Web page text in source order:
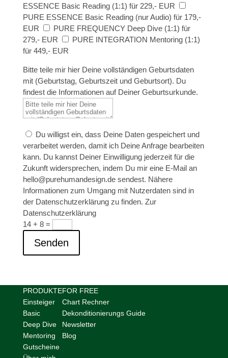
ESSENCE Basic Reading (1:1) für 229,- EUR
PURE ESSENCE Basic Reading (nur Audio) für 179,-
EUR
PURE FREQUENCY Deep Dive (1:1) für
279,- EUR
PURE INTEGRATION Mentoring (1:1)
für 449,- EUR
Bitte teile mir hier Deine vollständigen Geburtsdaten
mit (Geburtstag, Geburtszeit und Geburtsort). Du
findest die Informationen auf Deiner Geburtsurkunde.
Du willigst ein, dass Deine Daten gespeichert und
verarbeitet werden, damit ich Deine Anfrage bearbeiten
kann. Du kannst Deiner Einwilligung jederzeit für die
Zukunft widersprechen, indem Du mir eine E-Mail an
hello@purehumandesign.de sendest. Nähere
Informationen zum Umgang mit Nutzerdaten sind in
der Datenschutzerklärung zu finden. Zur
Datenschutzerklärung
14 + 8=
Senden
PRODUKTE
Einsteiger
Basic
Deep Dive
Mentoring
Gutscheine
FOR FREE
Chart Rechner
Dekonditionierungs Guide
Newsletter
Blog